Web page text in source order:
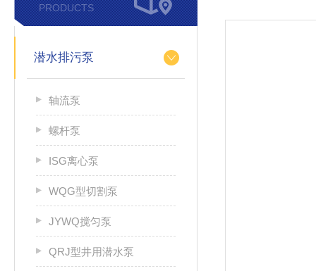
PRODUCTS
潜水排污泵
轴流泵
螺杆泵
ISG离心泵
WQG型切割泵
JYWQ搅匀泵
QRJ型井用潜水泵